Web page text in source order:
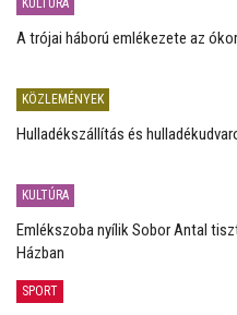
KULTÚRA
A trójai háború emlékezete az
KÖZLEMÉNYEK
Hulladékszállítás és
KULTÚRA
Emlékszoba nyílik Sobor Antal
Házban
SPORT